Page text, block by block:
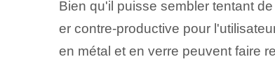
Bien qu'il puisse sembler tentant
er contre-productive pour
en métal et en verre peuvent faire